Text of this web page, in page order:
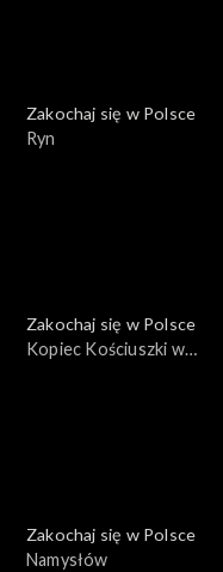
Zakochaj się w Polsce
Ryn
Zakochaj się w Polsce
Kopiec Kościuszki w
Zakochaj się w Polsce
Namysłów